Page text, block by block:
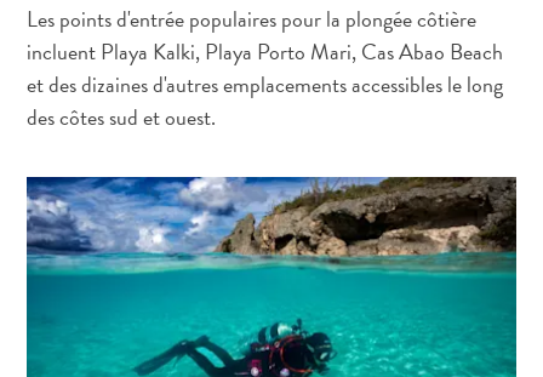
Les points d'entrée populaires pour la plongée côtière
incluent Playa Kalki, Playa Porto Mari, Cas Abao Beach
et des dizaines d'autres emplacements accessibles le long
des côtes sud et ouest.